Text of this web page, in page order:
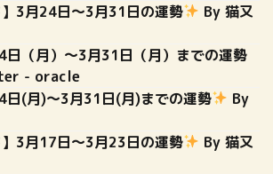
】3月24日〜3月31日の運勢
By 猫又
日（月）〜3月31日（月）までの運勢
- oracle
日(月)〜3月31日(月)までの運勢
By
】3月17日〜3月23日の運勢
By 猫又